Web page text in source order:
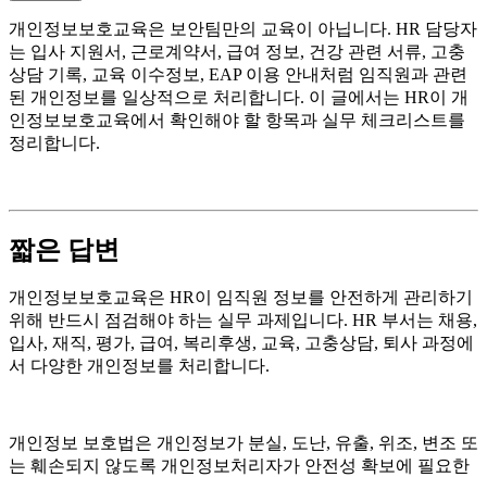
개인정보보호교육은 보안팀만의 교육이 아닙니다. HR 담당자
는 입사 지원서, 근로계약서, 급여 정보, 건강 관련 서류, 고충
상담 기록, 교육 이수정보, EAP 이용 안내처럼 임직원과 관련
된 개인정보를 일상적으로 처리합니다. 이 글에서는 HR이 개
인정보보호교육에서 확인해야 할 항목과 실무 체크리스트를
정리합니다.
짧은 답변
개인정보보호교육은 HR이 임직원 정보를 안전하게 관리하기
위해 반드시 점검해야 하는 실무 과제입니다. HR 부서는 채용,
입사, 재직, 평가, 급여, 복리후생, 교육, 고충상담, 퇴사 과정에
서 다양한 개인정보를 처리합니다.
개인정보 보호법은 개인정보가 분실, 도난, 유출, 위조, 변조 또
는 훼손되지 않도록 개인정보처리자가 안전성 확보에 필요한